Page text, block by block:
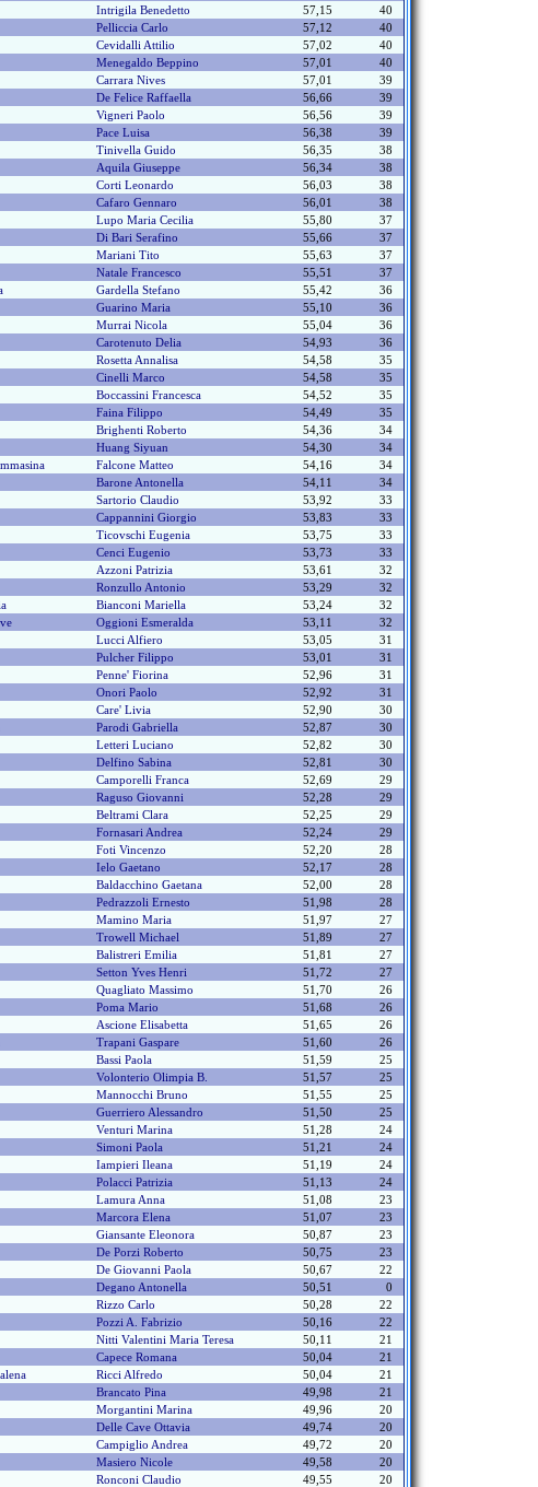
Intrigila Benedetto 57,15
40
Pelliccia Carlo 57,12
40
Cevidalli Attilio 57,02
40
Menegaldo Beppino 57,01
40
Carrara Nives 57,01
39
De Felice Raffaella 56,66
39
Vigneri Paolo 56,56
39
Pace Luisa 56,38
39
Tinivella Guido 56,35
38
Aquila Giuseppe 56,34
38
Corti Leonardo 56,03
38
Cafaro Gennaro 56,01
38
Lupo Maria Cecilia 55,80
37
Di Bari Serafino 55,66
37
Mariani Tito 55,63
37
Natale Francesco 55,51
37
Gardella Stefano 55,42
36
Guarino Maria 55,10
36
Murrai Nicola 55,04
36
Carotenuto Delia 54,93
36
Rosetta Annalisa 54,58
35
Cinelli Marco 54,58
35
Boccassini Francesca 54,52
35
Faina Filippo 54,49
35
Brighenti Roberto 54,36
34
Huang Siyuan 54,30
34
Falcone Matteo 54,16
34
Barone Antonella 54,11
34
Sartorio Claudio 53,92
33
Cappannini Giorgio 53,83
33
Ticovschi Eugenia 53,75
33
Cenci Eugenio 53,73
33
Azzoni Patrizia 53,61
32
Ronzullo Antonio 53,29
32
Bianconi Mariella 53,24
32
Oggioni Esmeralda 53,11
32
Lucci Alfiero 53,05
31
Pulcher Filippo 53,01
31
Penne' Fiorina 52,96
31
Onori Paolo 52,92
31
Care' Livia 52,90
30
Parodi Gabriella 52,87
30
Letteri Luciano 52,82
30
Delfino Sabina 52,81
30
Camporelli Franca 52,69
29
Raguso Giovanni 52,28
29
Beltrami Clara 52,25
29
Fornasari Andrea 52,24
29
Foti Vincenzo 52,20
28
Ielo Gaetano 52,17
28
Baldacchino Gaetana 52,00
28
Pedrazzoli Ernesto 51,98
28
Mamino Maria 51,97
27
Trowell Michael 51,89
27
Balistreri Emilia 51,81
27
Setton Yves Henri 51,72
27
Quagliato Massimo 51,70
26
Poma Mario 51,68
26
Ascione Elisabetta 51,65
26
Trapani Gaspare 51,60
26
Bassi Paola 51,59
25
Volonterio Olimpia B. 51,57
25
Mannocchi Bruno 51,55
25
Guerriero Alessandro 51,50
25
Venturi Marina 51,28
24
Simoni Paola 51,21
24
Iampieri Ileana 51,19
24
Polacci Patrizia 51,13
24
Lamura Anna 51,08
23
Marcora Elena 51,07
23
Giansante Eleonora 50,87
23
De Porzi Roberto 50,75
23
De Giovanni Paola 50,67
22
Degano Antonella 50,51
0
Rizzo Carlo 50,28
22
Pozzi A. Fabrizio 50,16
22
Nitti Valentini Maria Teresa 50,11
21
Capece Romana 50,04
21
Ricci Alfredo 50,04
21
Brancato Pina 49,98
21
Morgantini Marina 49,96
20
Delle Cave Ottavia 49,74
20
Campiglio Andrea 49,72
20
Masiero Nicole 49,58
20
Ronconi Claudio 49,55
20